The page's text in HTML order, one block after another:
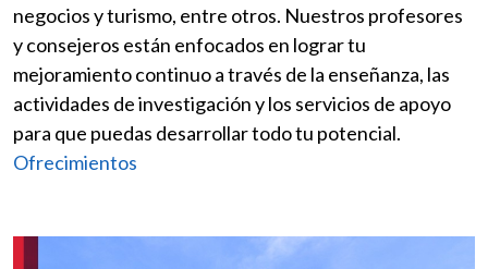
negocios y turismo, entre otros. Nuestros profesores
y consejeros están enfocados en lograr tu
mejoramiento continuo a través de la enseñanza, las
actividades de investigación y los servicios de apoyo
para que puedas desarrollar todo tu potencial.
Ofrecimientos